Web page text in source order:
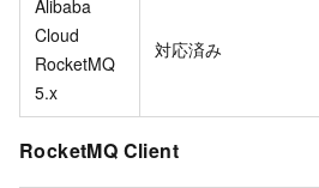
Alibaba
Cloud
RocketMQ
5.x
対応済み
RocketMQ Client